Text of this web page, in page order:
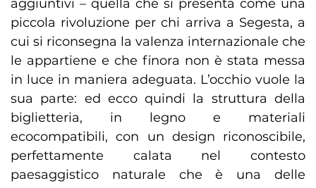
aggiuntivi – quella che si presenta come una
piccola rivoluzione per chi arriva a Segesta, a
cui si riconsegna la valenza internazionale che
le appartiene e che finora non è stata messa
in luce in maniera adeguata. L’occhio vuole la
sua parte: ed ecco quindi la struttura della
biglietteria, in legno e materiali
ecocompatibili, con un design riconoscibile,
perfettamente calata nel contesto
paesaggistico naturale che è una delle